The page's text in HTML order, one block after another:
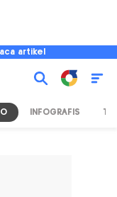
artikel
INFOGRAFIS TV